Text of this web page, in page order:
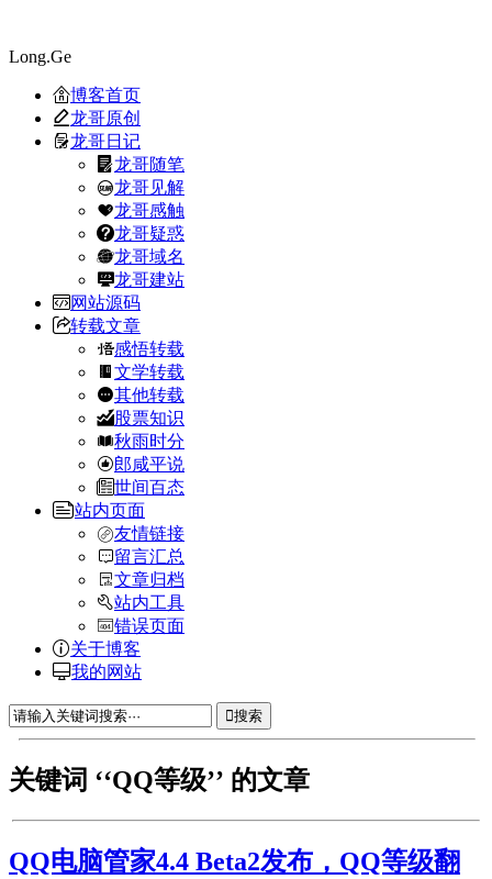
Long.Ge
博客首页
龙哥原创
龙哥日记
龙哥随笔
龙哥见解
龙哥感触
龙哥疑惑
龙哥域名
龙哥建站
网站源码
转载文章
感悟转载
文学转载
其他转载
股票知识
秋雨时分
郎咸平说
世间百态
站内页面
友情链接
留言汇总
文章归档
站内工具
错误页面
关于博客
我的网站
搜索
关键词 ‘‘QQ等级’’ 的文章
QQ电脑管家4.4 Beta2发布，QQ等级翻